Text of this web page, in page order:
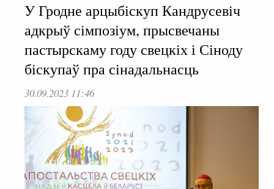
У Гродне арцыбіскуп Кандрусевіч
адкрыў сімпозіум, прысвечаны
пастырскаму году свецкіх і Сіноду
біскупаў пра сінадальнасць
30.09.2023 11:46